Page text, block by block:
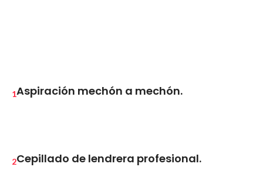
1Aspiración mechón a mechón.
2Cepillado de lendrera profesional.